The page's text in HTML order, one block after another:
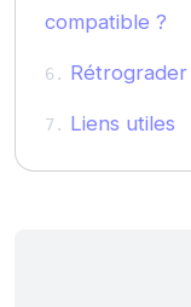
compatible ?
Rétrograder
Liens utiles